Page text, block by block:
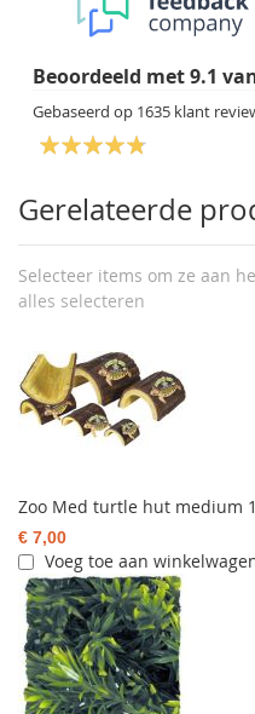
Beoordeeld met9.1
Gebaseerd op 1635 klant
Gerelateerde
Selecteer items om ze aan
alles selecteren
Zoo Med turtle hut medium
€ 7,00
Voeg toe aan